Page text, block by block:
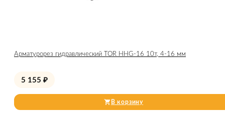
Арматурорез гидравлический TOR HHG-16 10т, 4-16 мм
5 155 ₽
В корзину